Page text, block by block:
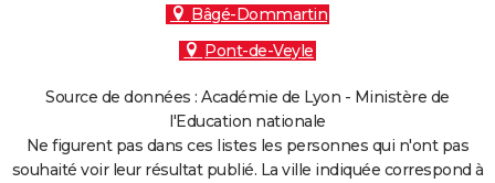
Bâgé-Dommartin
Pont-de-Veyle
Source de données : Académie de Lyon - Ministère de
l'Education nationale
Ne figurent pas dans ces listes les personnes qui n'ont pas
souhaité voir leur résultat publié. La ville indiquée correspond à